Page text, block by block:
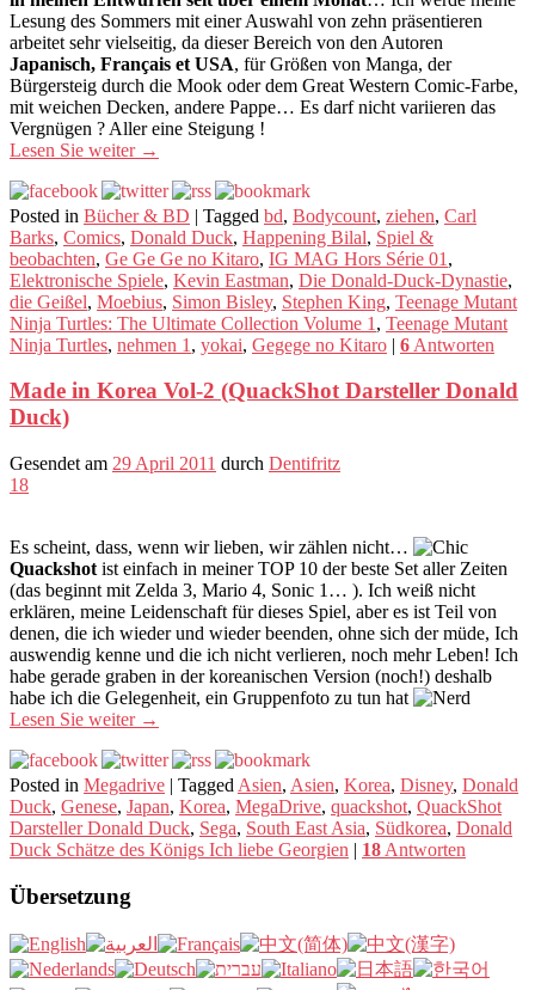
Lesung des Sommers mit einer Auswahl von zehn präsentieren
arbeitet sehr vielseitig, da dieser Bereich von den Autoren
Japanisch, Français et USA, für Größen von Manga, der
Bürgersteig durch die Mook oder dem Great Western Comic-Farbe,
mit weichen Decken, andere Pappe… Es darf nicht variieren das
Vergnügen ? Aller eine Steigung !
Lesen Sie weiter →
Posted in Bücher & BD | Tagged bd, Bodycount, ziehen, Carl
Barks, Comics, Donald Duck, Happening Bilal, Spiel &
beobachten, Ge Ge Ge no Kitaro, IG MAG Hors Série 01 ,
Elektronische Spiele, Kevin Eastman, Die Donald-Duck-Dynastie,
die Geißel, Moebius, Simon Bisley, Stephen King, Teenage Mutant
Ninja Turtles: The Ultimate Collection Volume 1 , Teenage Mutant
Ninja Turtles, nehmen 1 , yokai, Gegege no Kitaro | 6 Antworten
Made in Korea Vol-2 (QuackShot Darsteller Donald
Duck)
Gesendet am 29 April 2011 durch Dentifritz
18
Es scheint, dass, wenn wir lieben, wir zählen nicht…
Quackshot ist einfach in meiner TOP 10 der beste Set aller Zeiten
(das beginnt mit Zelda 3, Mario 4, Sonic 1… ). Ich weiß nicht
erklären, meine Leidenschaft für dieses Spiel, aber es ist Teil von
denen, die ich wieder und wieder beenden, ohne sich der müde, Ich
auswendig kenne und die ich nicht verlieren, noch mehr Leben! Ich
habe gerade graben in der koreanischen Version (noch!) deshalb
habe ich die Gelegenheit, ein Gruppenfoto zu tun hat
Lesen Sie weiter →
Posted in Megadrive | Tagged Asien, Asien, Korea, Disney, Donald
Duck, Genese, Japan, Korea, MegaDrive, quackshot, QuackShot
Darsteller Donald Duck, Sega, South East Asia, Südkorea, Donald
Duck Schätze des Königs Ich liebe Georgien | 18 Antworten
Übersetzung